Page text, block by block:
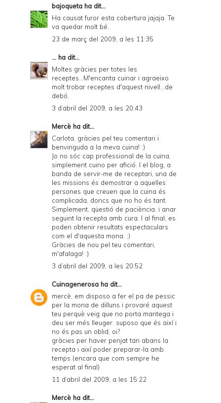
bajoqueta ha dit...
Ha causat furor esta cobertura jajaja. Te
va quedar molt bé.
23 de març del 2009, a les 11:35
... ha dit...
Moltes gràcies per totes les
receptes...M'encanta cuinar i agraeixo
molt trobar receptes d'aquest nivell...de
debó.
3 d’abril del 2009, a les 20:43
Mercè ha dit...
Carlota, gràcies pel teu comentari i
benvinguda a la meva cuina! :)
Jo no sóc cap professional de la cuina,
simplement cuino per afició. I el blog, a
banda de servir-me de receptari, una de
les missions és demostrar a aquelles
persones que creuen que la cuina és
complicada, doncs que no ho és tant.
Simplement, qüestió de paciència, i anar
seguint la recepta amb cura. I al final, es
poden obtenir resultats espectaculars
com el d'aquesta mona. ;)
Gràcies de nou pel teu comentari,
m'afalaga! :)
3 d’abril del 2009, a les 20:52
Cuinagenerosa ha dit...
mercè, em disposo a fer el pa de pessic
per la mona de dilluns i provaré aquest
teu perquè veig que no porta mantega i
deu ser més lleuger. suposo que és així i
no és pas un oblid, oi?
gràcies per haver penjat tan abans la
recepta i així poder preparar-la amb
temps (encara que com sempre he
esperat al final)
11 d’abril del 2009, a les 15:22
Mercè ha dit...